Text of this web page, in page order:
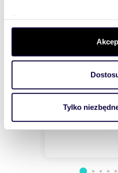
dane są przetwarzane oraz
. W
zmienić lub wycofać swoją
Wykorzystujemy pliki cookie
i reklam, aby oferować
korzystasz z naszej witryny,
Tylko
41,03m 2
520 000 zł